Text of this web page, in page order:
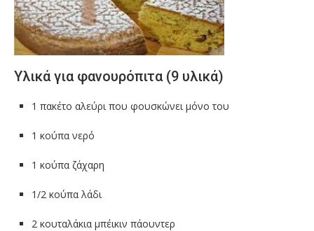
Υλικά για φανουρόπιτα (9 υλικά)
1 πακέτο αλεύρι που φουσκώνει μόνο του
1 κούπα νερό
1 κούπα ζάχαρη
1/2 κούπα λάδι
2 κουταλάκια μπέικιν πάουντερ